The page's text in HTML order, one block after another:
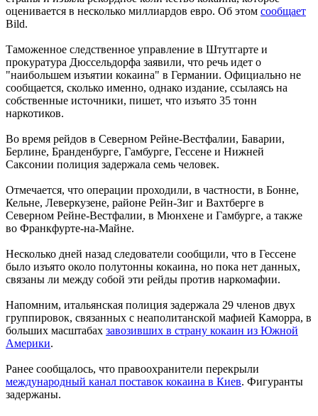
оценивается в несколько миллиардов евро. Об этом сообщает
Bild.
Таможенное следственное управление в Штутгарте и
прокуратура Дюссельдорфа заявили, что речь идет о
"наибольшем изъятии кокаина" в Германии. Официально не
сообщается, сколько именно, однако издание, ссылаясь на
собственные источники, пишет, что изъято 35 тонн
наркотиков.
Во время рейдов в Северном Рейне-Вестфалии, Баварии,
Берлине, Бранденбурге, Гамбурге, Гессене и Нижней
Саксонии полиция задержала семь человек.
Отмечается, что операции проходили, в частности, в Бонне,
Кельне, Леверкузене, районе Рейн-Зиг и Вахтберге в
Северном Рейне-Вестфалии, в Мюнхене и Гамбурге, а также
во Франкфурте-на-Майне.
Несколько дней назад следователи сообщили, что в Гессене
было изъято около полутонны кокаина, но пока нет данных,
связаны ли между собой эти рейды против наркомафии.
Напомним, итальянская полиция задержала 29 членов двух
группировок, связанных с неаполитанской мафией Каморра, в
больших масштабах завозивших в страну кокаин из Южной
Америки.
Ранее сообщалось, что правоохранители перекрыли
международный канал поставок кокаина в Киев. Фигуранты
задержаны.